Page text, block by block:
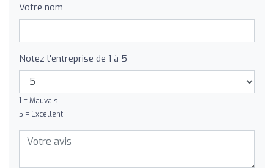
Votre nom
Notez l'entreprise de 1 à 5
1 = Mauvais
5 = Excellent